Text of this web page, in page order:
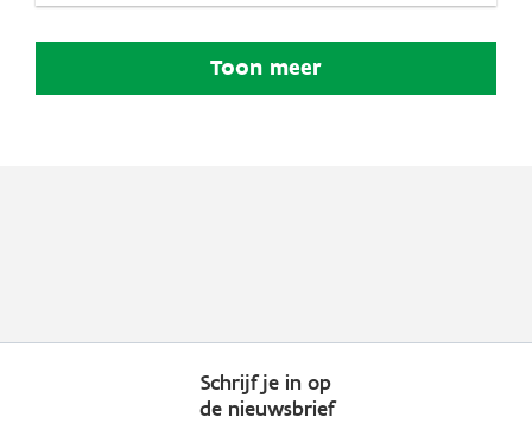
Toon meer
Schrijf je in op
de nieuwsbrief